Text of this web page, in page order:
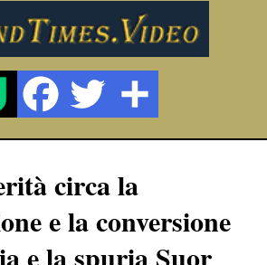
circa la
e la conversione
e la spuria Suor